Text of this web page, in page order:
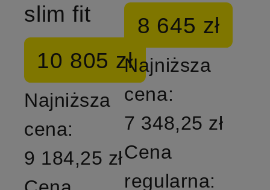
slim fit
10 805 zł
Najniższa
cena:
9 184,25 zł
8 645 zł
Najniższa
cena:
7 348,25 zł
Cena
regularna: